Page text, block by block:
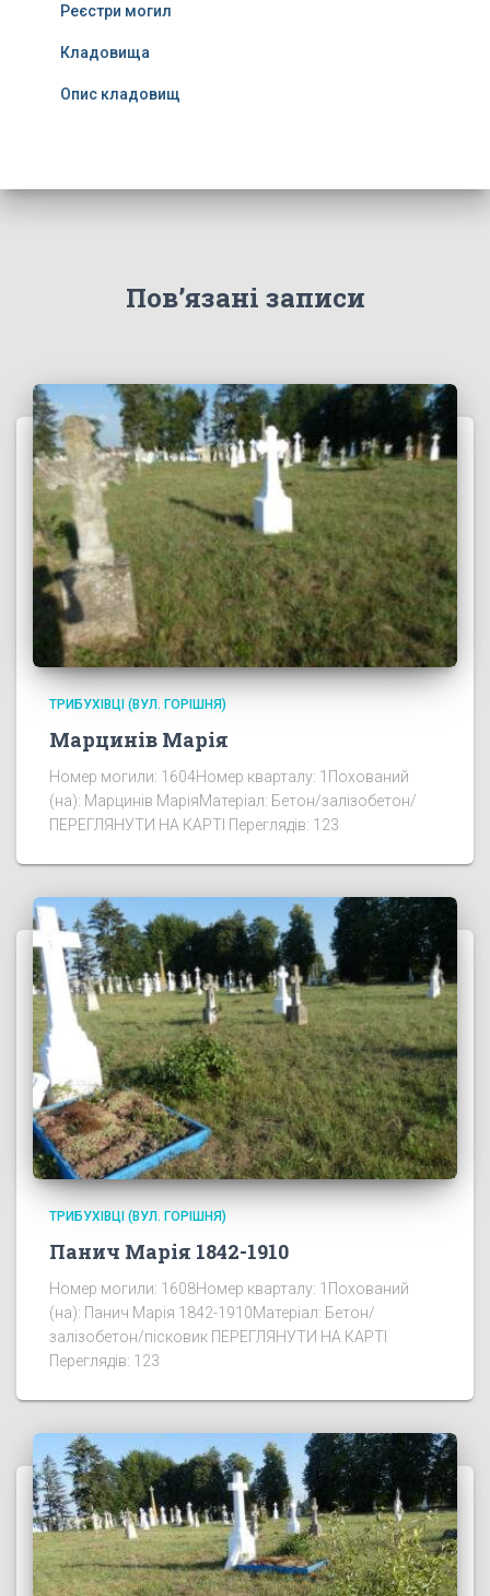
Реєстри могил
Кладовища
Опис кладовищ
Пов’язані записи
ТРИБУХІВЦІ (ВУЛ. ГОРІШНЯ)
Марцинів Марія
Номер могили: 1604Номер кварталу: 1Похований
(на): Марцинів МаріяМатеріал: Бетон/залізобетон/
ПЕРЕГЛЯНУТИ НА КАРТІ Переглядів: 123
ТРИБУХІВЦІ (ВУЛ. ГОРІШНЯ)
Панич Марія 1842-1910
Номер могили: 1608Номер кварталу: 1Похований
(на): Панич Марія 1842-1910Матеріал: Бетон/
залізобетон/пісковик ПЕРЕГЛЯНУТИ НА КАРТІ
Переглядів: 123